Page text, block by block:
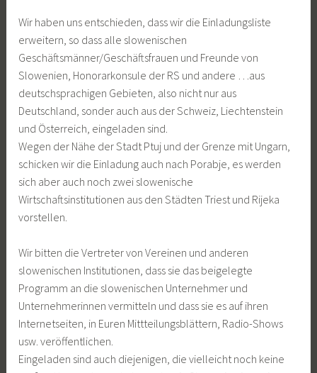
Wir haben uns entschieden, dass wir die Einladungsliste
erweitern, so dass alle slowenischen
Geschäftsmänner/Geschäftsfrauen und Freunde von
Slowenien, Honorarkonsule der RS und andere …aus
deutschsprachigen Gebieten, also nicht nur aus
Deutschland, sonder auch aus der Schweiz, Liechtenstein
und Österreich, eingeladen sind.
Wegen der Nähe der Stadt Ptuj und der Grenze mit Ungarn,
schicken wir die Einladung auch nach Porabje, es werden
sich aber auch noch zwei slowenische
Wirtschaftsinstitutionen aus den Städten Triest und Rijeka
vorstellen.
Wir bitten die Vertreter von Vereinen und anderen
slowenischen Institutionen, dass sie das beigelegte
Programm an die slowenischen Unternehmer und
Unternehmerinnen vermitteln und dass sie es auf ihren
Internetseiten, in Euren Mittteilungsblättern, Radio-Shows
usw. veröffentlichen.
Eingeladen sind auch diejenigen, die vielleicht noch keine